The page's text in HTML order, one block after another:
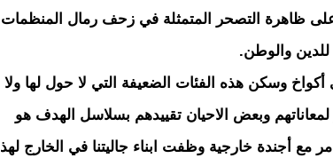
ظاهرة التصحر المتمثلة في زحف رمال المنظمات
للدين والوطن.
وسكن هذه الفئات الضعيفة التي لا حول لها ولا
وبعض الاحيان تقييدهم بسلاسل الهدف هو
مع أجندة خارجية وظفت ابناء جاليتنا في الخارج لهذا